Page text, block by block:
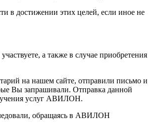
в достижении этих целей, если иное не
а также в случае приобретения
на нашем сайте, отправили письмо и
Вы запрашивали. Отправка данной
услуг АВИЛОН.
обращаясь в АВИЛОН